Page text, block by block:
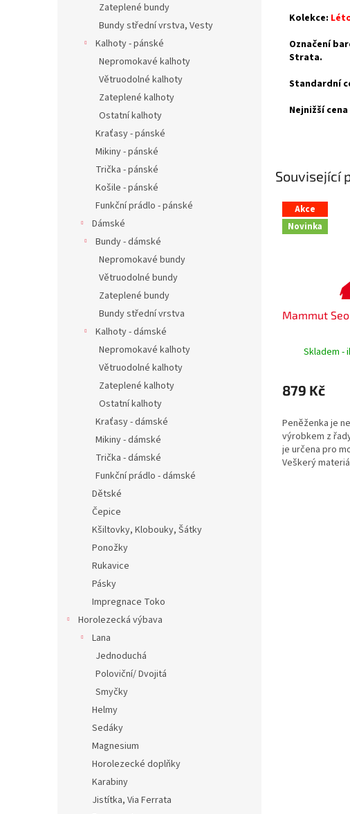
Zateplené bundy
Bundy střední vrstva, Vesty
Kalhoty - pánské
Nepromokavé kalhoty
Větruodolné kalhoty
Zateplené kalhoty
Ostatní kalhoty
Kraťasy - pánské
Mikiny - pánské
Trička - pánské
Košile - pánské
Funkční prádlo - pánské
Dámské
Bundy - dámské
Nepromokavé bundy
Větruodolné bundy
Zateplené bundy
Bundy střední vrstva
Kalhoty - dámské
Nepromokavé kalhoty
Větruodolné kalhoty
Zateplené kalhoty
Ostatní kalhoty
Kraťasy - dámské
Mikiny - dámské
Trička - dámské
Funkční prádlo - dámské
Dětské
Čepice
Kšiltovky, Klobouky, Šátky
Ponožky
Rukavice
Pásky
Impregnace Toko
Horolezecká výbava
Lana
Jednoduchá
Poloviční/ Dvojitá
Smyčky
Helmy
Sedáky
Magnesium
Horolezecké doplňky
Karabiny
Jistítka, Via Ferrata
Související
Akce
Novinka
Mammut
Skladem -
879 Kč
Peněženka je
výrobkem z
je určena pro
Veškerý
Kolekce:
Označení
Strata.
Standardní
Nejnižší